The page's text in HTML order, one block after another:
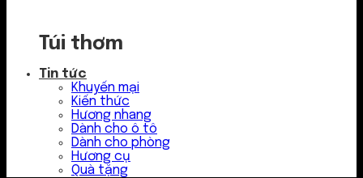
Túi thơm
Tin tức
Khuyến mại
Kiến thức
Hương nhang
Dành cho ô tô
Dành cho phòng
Hương cụ
Quà tặng